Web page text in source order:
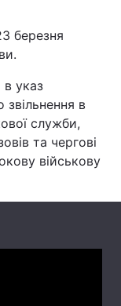
березня
указ
в
служби,
та чергові
військову